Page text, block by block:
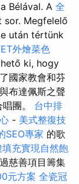
Bélával. A 全
sor. Megfelelő
után tértünk
外燴菜色
ki, hogy
國家教會和芬
布達佩斯之聲
團。 台中排
- 美式整復技
SEO專家 的歌
充實現自然飽
慈善項目籌集
元方案 全瓷冠